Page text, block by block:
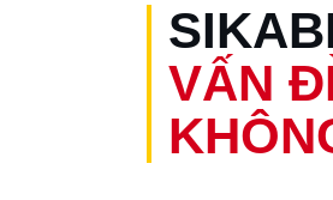
VẤN